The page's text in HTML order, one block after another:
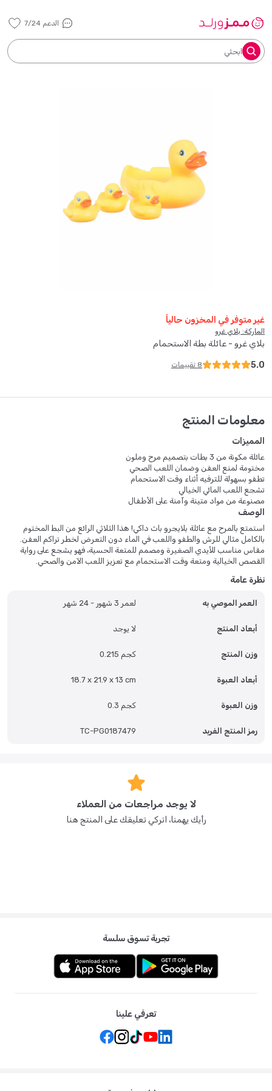
الدعم 7/24
ابحثي
غير متوفر في المخزون حالياً
الماركة: بلاي غرو
بلاي غرو - عائلة بطة الاستحمام
5.0
8 تقييمات
معلومات المنتج
المميزات
عائلة مكونة من 3 بطات بتصميم مرح وملون
مختومة لمنع العفن وضمان اللعب الصحي
تطفو بسهولة للترفيه أثناء وقت الاستحمام
تشجع اللعب المائي الخيالي
مصنوعة من مواد متينة وآمنة على الأطفال
الوصف
استمتع بالمرح مع عائلة بلايجرو باث داكي! هذا الثلاثي الرائع من البط المختوم
بالكامل مثالي للرش والطفو واللعب في الماء دون التعرض لخطر تراكم العفن.
مقاس مناسب للأيدي الصغيرة ومصمم للمتعة الحسية، فهو يشجع على رواية
القصص الخيالية ومتعة وقت الاستحمام مع تعزيز اللعب الآمن والصحي.
نظرة عامة
العمر الموصي به لعمر 3 شهور - 24 شهر
أبعاد المنتج لا يوجد
وزن المنتج 0.215 كجم
أبعاد العبوة 18.7 x 21.9 x 13 cm
وزن العبوة 0.3 كجم
رمز المنتج الفريد TC-PG0187479
لا يوجد مراجعات من العملاء
رأيك يهمنا، اتركي تعليقك على المنتج هنا
تجربة تسوق سلسة
تعرفي علينا